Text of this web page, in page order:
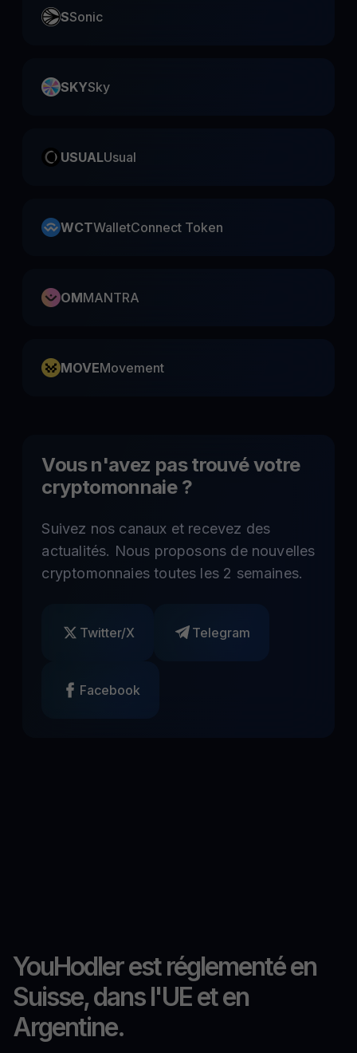
SSonic
SKYSky
USUALUsual
WCTWalletConnect Token
OMMANTRA
MOVEMovement
Vous n'avez pas trouvé votre
cryptomonnaie ?
Suivez nos canaux et recevez des
actualités. Nous proposons de nouvelles
cryptomonnaies toutes les 2 semaines.
Twitter/X Telegram
Facebook
YouHodler est réglementé en
Suisse, dans l'UE et en
Argentine.